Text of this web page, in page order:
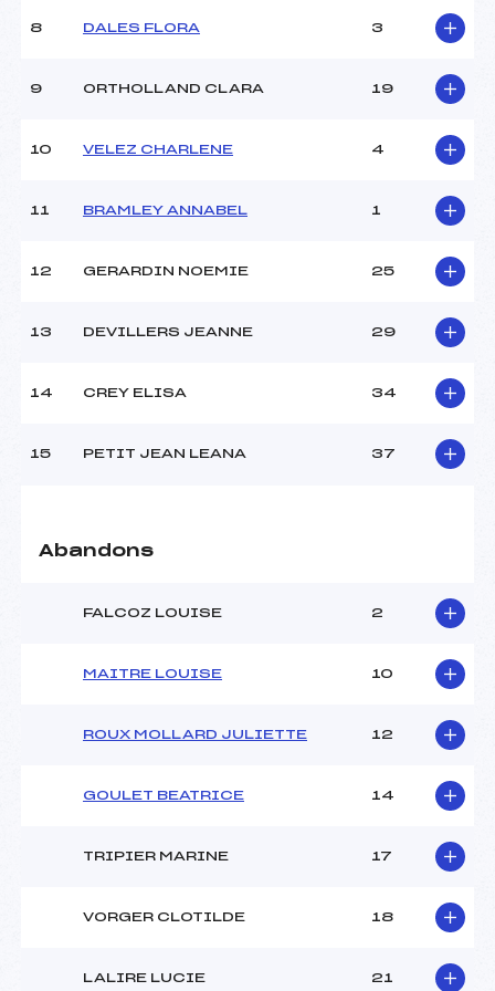
Ouvreurs C :
BEAU
12h30
ROUSTAIN SEBASTIEN
Ouvreurs A :
DEMOLIS MARTIN (SA)
Température départ :
-4
Pénalité appliquée :
8 DALES FLORA 3
9 ORTHOLLAND CLARA 19
10 VELEZ CHARLENE 4
11 BRAMLEY ANNABEL 1
12 GERARDIN NOEMIE 25
13 DEVILLERS JEANNE 29
14 CREY ELISA 34
15 PETIT JEAN LEANA 37
Abandons
FALCOZ LOUISE 2
MAITRE LOUISE 10
ROUX MOLLARD JULIETTE 12
GOULET BEATRICE 14
TRIPIER MARINE 17
VORGER CLOTILDE 18
LALIRE LUCIE 21